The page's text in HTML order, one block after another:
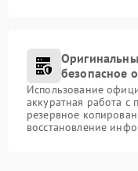
безопасное
Использование
аккуратная работа с
резервное
восстановление